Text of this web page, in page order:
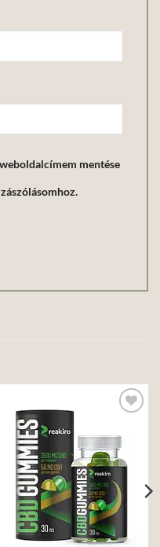
mentése
wishlist